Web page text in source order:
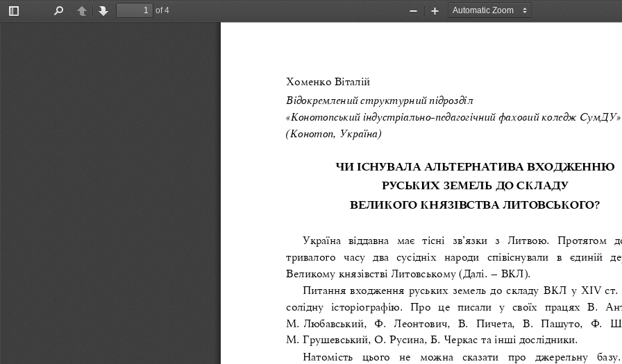
Toggle
PreviousNext
of 4
Zoom
Zoom
Хоменко Віталій
Відокремлений структурний підрозділ
«Конотопський індустріально-педагогічний фаховий коледж СумДУ»
(Конотоп, Україна)
ЧИ ІСНУВАЛА АЛЬТЕРНАТИВА ВХОДЖЕННЮ
РУСЬКИХ ЗЕМЕЛЬ ДО СКЛАДУ
ВЕЛИКОГО КНЯЗІВСТВА ЛИТОВСЬКОГО?
Україна  віддавна  має  тісні  зв’язки  з  Литвою.  Протягом
тривалого  часу  два  сусідніх
народи  співіснували  в  єдиній
Великому князівстві Литовському (Далі. – ВКЛ).
Питання входження руських земель до складу ВКЛ у ХІV
солідну  історіографію.  Про  це  писали  у  своїх  працях  В.
М.
Любавський,  Ф.  Леонтович,  В.  Пичета,  В.  Пашуто,  Ф.
М. Грушевський, О. Русина, Б. Черкас та інші дослідники.
Натомість  цього  не  можна  сказати  про  джерельну